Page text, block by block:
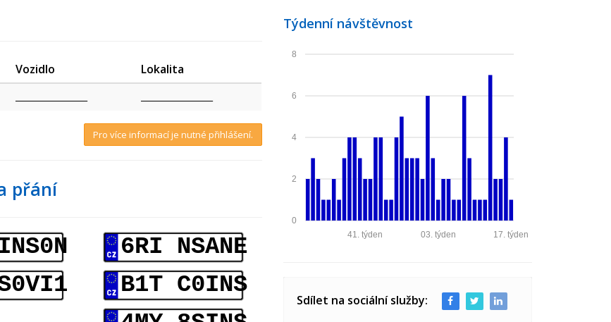
Vozidlo Lokalita
Pro více informací je nutné přihlášení.
přání
6RI NSANE
B1T C0INS
Týdenní návštěvnost
0
2
4
6
8
17. týden
03. týden
41. týden
Sdílet na sociální služby: